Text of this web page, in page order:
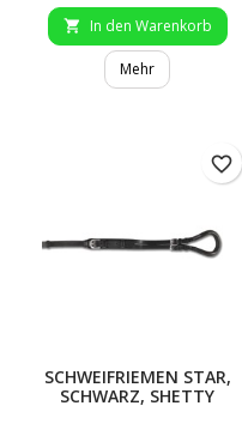
 In den Warenkorb
Mehr
SCHWEIFRIEMEN STAR,
SCHWARZ, SHETTY
favorite_border